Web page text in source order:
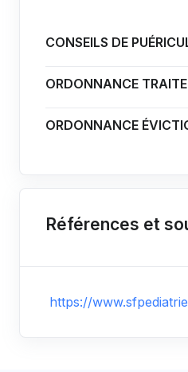
CONSEILS DE
ORDONNANCE
ORDONNANCE
Références et
https://